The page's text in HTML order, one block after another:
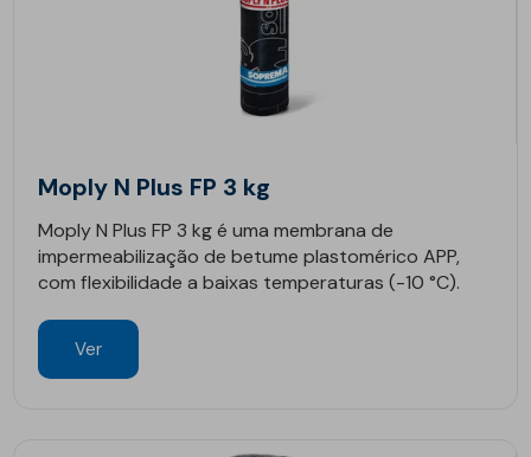
Moply N Plus FP 3 kg
Moply N Plus FP 3 kg é uma membrana de
impermeabilização de betume plastomérico APP,
com flexibilidade a baixas temperaturas (-10 °C).
Ver